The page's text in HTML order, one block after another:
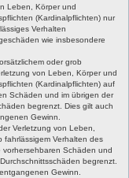
Leben, Körper und
(Kardinalpflichten) nur
Verhalten
wie insbesondere
oder grob
von Leben, Körper und
(Kardinalpflichten) auf
Schäden und im übrigen der
begrenzt. Dies gilt auch
Gewinn.
Verletzung von Leben,
fahrlässigem Verhalten des
vorhersehbaren Schäden und
begrenzt.
Gewinn.